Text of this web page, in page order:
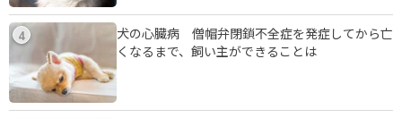
4
犬の心臓病 僧帽弁閉鎖不全症を発症してから亡
くなるまで、飼い主ができることは